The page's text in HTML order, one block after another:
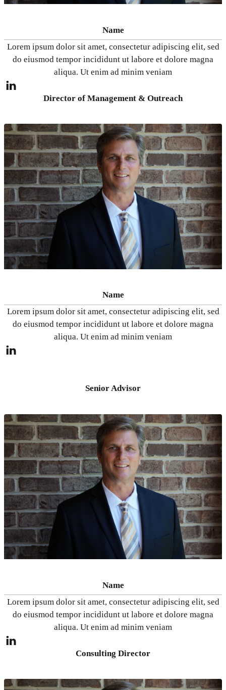
Name
Lorem ipsum dolor sit amet, consectetur adipiscing elit, sed
do eiusmod tempor incididunt ut labore et dolore magna
aliqua. Ut enim ad minim veniam
Director of Management & Outreach
Name
Lorem ipsum dolor sit amet, consectetur adipiscing elit, sed
do eiusmod tempor incididunt ut labore et dolore magna
aliqua. Ut enim ad minim veniam
Senior Advisor
Name
Lorem ipsum dolor sit amet, consectetur adipiscing elit, sed
do eiusmod tempor incididunt ut labore et dolore magna
aliqua. Ut enim ad minim veniam
Consulting Director